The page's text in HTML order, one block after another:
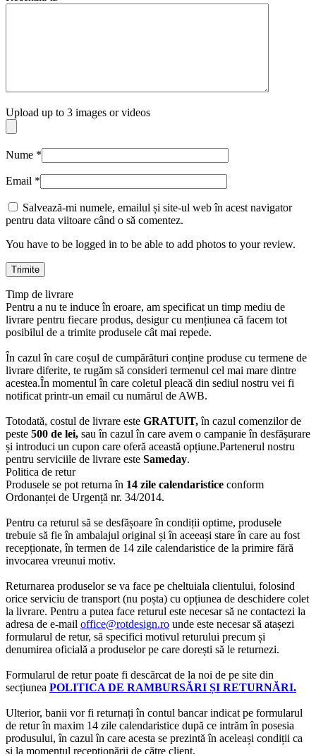
Upload up to 3 images or videos
Nume *
Email *
Salvează-mi numele, emailul și site-ul web în acest navigator
pentru data viitoare când o să comentez.
You have to be logged in to be able to add photos to your review.
Timp de livrare
Pentru a nu te induce în eroare, am specificat un timp mediu de
livrare pentru fiecare produs, desigur cu mențiunea că facem tot
posibilul de a trimite produsele cât mai repede.
În cazul în care coșul de cumpărături conține produse cu termene de
livrare diferite, te rugăm să consideri termenul cel mai mare dintre
acestea.În momentul în care coletul pleacă din sediul nostru vei fi
notificat printr-un email cu numărul de AWB.
Totodată, costul de livrare este GRATUIT,în cazul comenzilor de
peste 500 de lei, sau în cazul în care avem o campanie în desfășurare
și introduci un cupon care oferă această opțiune.Partenerul nostru
pentru serviciile de livrare este Sameday.
Politica de retur
Produsele se pot returna în 14 zile calendaristice conform
Ordonanței de Urgență nr. 34/2014.
Pentru ca returul să se desfășoare în condiții optime, produsele
trebuie să fie în ambalajul original și în aceeași stare în care au fost
recepționate, în termen de 14 zile calendaristice de la primire fără
invocarea vreunui motiv.
Returnarea produselor se va face pe cheltuiala clientului, folosind
orice serviciu de transport (nu poșta) cu opțiunea de deschidere colet
la livrare. Pentru a putea face returul este necesar să ne contactezi la
adresa de e-mail office@rotdesign.ro unde este necesar să atașezi
formularul de retur, să specifici motivul returului precum și
denumirea oficială a produselor pe care dorești să le returnezi.
Formularul de retur poate fi descărcat de la noi de pe site din
secțiunea POLITICA DE RAMBURSĂRI ȘI RETURNĂRI.
Ulterior, banii vor fi returnați în contul bancar indicat pe formularul
de retur în maxim 14 zile calendaristice după ce intrăm în posesia
produsului, în cazul în care acesta se prezintă în aceleași condiții ca
și la momentul recepționării de către client.